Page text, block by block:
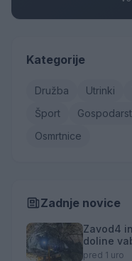
Kategorije
Družba Utrinki
Šport
Osmrtnice
Zadnje novice
Zavod4
doline
zijalke
pred 1 uro